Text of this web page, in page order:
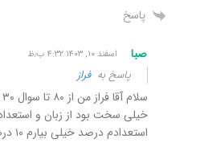
پاسخ
صبا اسفند ۱۰, ۱۴۰۳ ۴:۳۲ ب٫ظ
پاسخ بهفراز
خیلی سخت بود از زبان و
استعدادم درصد خیلی بیارم ۱۰ درصد بنظرتون چطوره